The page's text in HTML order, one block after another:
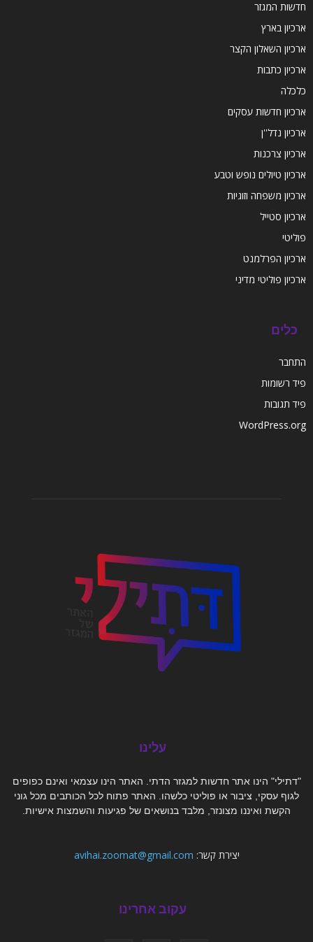
חדשות המגזר
ארכיון בארץ
ארכיון השאלון הקצר
ארכיון כתבות
כלכלה
ארכיון חדשות עסקים
ארכיון נדל''ן
ארכיון צרכנות
ארכיון טיולים נופש וטבע
ארכיון משפחה וזוגיות
ארכיון סטייל
פוליטי
ארכיון הפרלמנט
ארכיון פוליטי מדיני
כלים
התחבר
פיד רשומות
פיד תגובות
WordPress.org
עלינו
"דתילי" הינו אתר חדשות למגזר הדתי. האתר הינו עצמאי ואינם כפופים
לגוף עסקי, ציבור או פוליטי כלשהו. האתר פתוח לכל הכותבים מכל גוני
הקשת ואיננו מצונזר, מלבד בנושאים של פגיעות והשמצות אישיות.
יצירת קשר: avihai.zoomat@gmail.com
עקוב אחרינו